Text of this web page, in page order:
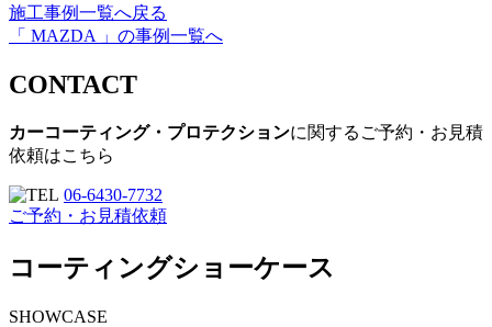
施工事例一覧へ戻る
「 MAZDA 」の事例一覧へ
CONTACT
カーコーティング・プロテクションに関するご予約・お見積
依頼はこちら
06-6430-7732
ご予約・お見積依頼
コーティングショーケース
SHOWCASE